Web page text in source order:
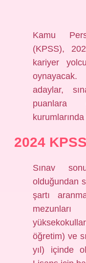
Kamu
(KPSS),
kariyer
adaylar,
2024
Sınav
olduğundan
şartı
öğretim) ve
yıl) içinde